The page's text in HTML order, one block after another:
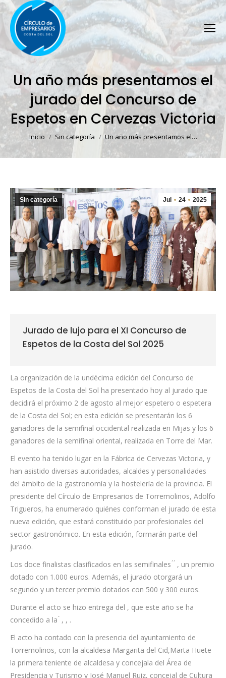
Un año más presentamos el
jurado del Concurso de
Espetos en Cervezas Victoria
Estás aquí:
Inicio Sin categoría Un año más presentamos el…
Jul 24 2025
Sin categoría
Jurado de lujo para el XI Concurso de
Espetos de la Costa del Sol 2025
La organización de la undécima edición del Concurso de
Espetos de la Costa del Sol ha presentado hoy al jurado que
decidirá el próximo 2 de agosto al mejor espetero o espetera
de la Costa del Sol; en esta edición se presentarán los 6
ganadores de la semifinal occidental realizada en Mijas y los 6
ganadores de la semifinal oriental, realizada en Torre del Mar.
El evento ha tenido lugar en la Fábrica de Cervezas Victoria, y
han asistido diversas autoridades, alcaldes y personalidades
del ámbito de la gastronomía y la hostelería de la provincia. El
presidente del Círculo de Empresarios de Torremolinos, Adolfo
Trigueros, ha enumerado quiénes conforman el jurado de esta
nueva edición, que estará constituido por profesionales del
sector gastronómico. En esta edición, formarán parte del
jurado.
Los doce finalistas clasificados en las semifinales ́ ́ , un premio
dotado con 1.000 euros. Además, el jurado otorgará un
segundo y un tercer premio dotados con 500 y 300 euros.
Durante el acto se hizo entrega del , que este año se ha
concedido a la ́ , , .
El acto ha contado con la presencia del ayuntamiento de
Torremolinos, con la alcaldesa Margarita del Cid,Marta Huete
la primera teniente de alcaldesa y concejala del Área de
Presidencia y Turismo y José Manuel Ruiz, concejal de Cultura